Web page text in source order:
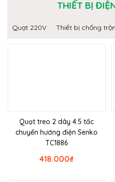
THIẾT BỊ
Quạt 220V Thiết bị chống
Quạt treo 2 dây 4.5 tấc
chuyển hướng điện Senko
TC1886
₫
418.000